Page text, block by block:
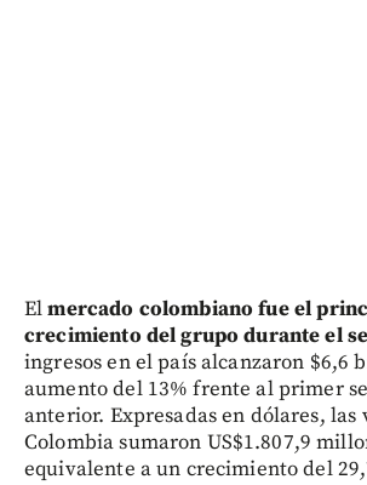
Elmercado colombiano fue el
crecimiento del grupo durante el
ingresos en el país alcanzaron $6,6
aumento del 13% frente al primer
anterior. Expresadas en dólares, las
Colombia sumaron US$1.807,9
equivalente a un crecimiento del